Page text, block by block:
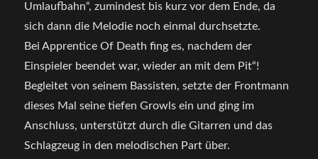
Umlaufbahn“, zumindest bis kurz vor dem Ende, da
sich dann die Melodie noch einmal durchsetzte.
Bei Apprentice Of Death fing es, nachdem der
Einspieler beendet war, wieder an mit dem Pit“!
Begleitet von seinem Bassisten, setzte der Frontmann
dieses Mal seine tiefen Growls ein und ging im
Anschluss, unterstützt durch die Gitarren und das
Schlagzeug in den melodischen Part über.